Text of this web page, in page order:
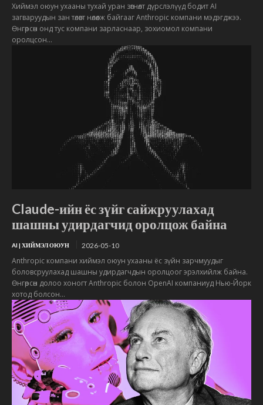
Хиймэл оюун ухааны тухай уран зөгнөлт дүрслэлүүд бодит AI
загваруудын зан төлөвт нөлөөлж байгааг Anthropic компани мэдэгджээ.
Өнгөрсөн онд тус компани зарласнаар, зохиомол компани
оролцсон...
Claude-ийн ёс зүйг сайжруулахад
шашны удирдагчид оролцож байна
AI | ХИЙМЭЛ ОЮУН 2026-05-10
Anthropic компани хиймэл оюун ухааны ёс зүйн зарчмуудыг
боловсруулахад шашны удирдагчдын оролцоог эрэлхийлж байна.
Өнгөрсөн долоо хоногт Anthropic болон OpenAI компаниуд Нью-Йорк
хотод болсон...